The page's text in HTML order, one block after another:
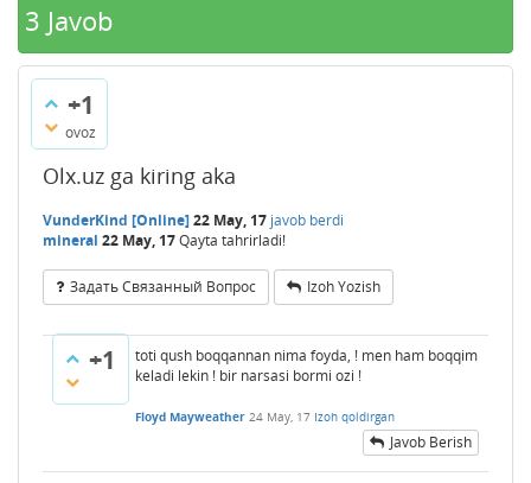
3 Javob
+1
ovoz
Olx.uz ga kiring aka
VunderKind [Online]22 May, 17 javob berdi
mineral 22 May, 17Qayta tahrirladi!
Задать Связанный Вопрос Izoh Yozish
+1
toti qush boqqannan nima foyda, ! men ham boqqim
keladi lekin ! bir narsasi bormi ozi !
Floyd Mayweather 24 May, 17 Izoh qoldirgan
Javob Berish